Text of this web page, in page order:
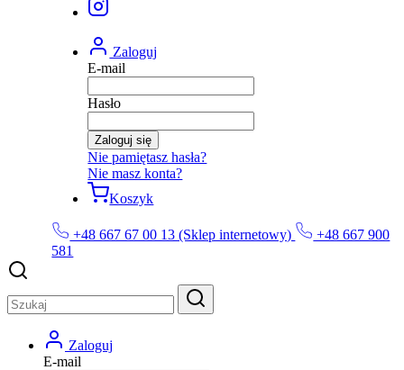
Zaloguj
E-mail
Hasło
Zaloguj się
Nie pamiętasz hasła?
Nie masz konta?
Koszyk
+48 667 67 00 13 (Sklep internetowy)
+48 667 900
581
Zaloguj
E-mail